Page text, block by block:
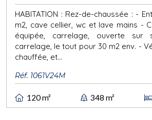
HABITATION : Rez-de-chaussée : -
m2, cave cellier, wc et lave mains -
équipée, carrelage, ouverte sur
carrelage, le tout pour 30 m2 env. -
chauffée, et...
Réf. 1061V24M
120 m² 348 m²